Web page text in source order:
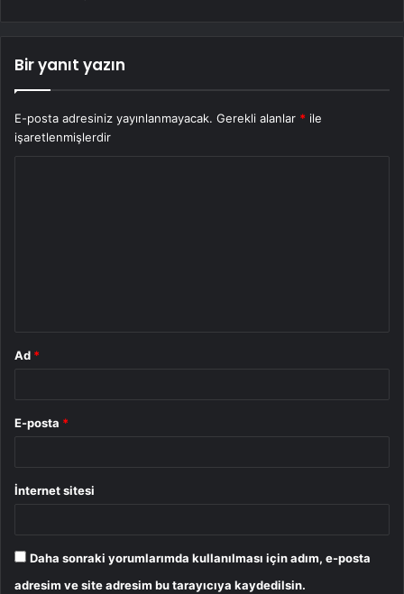
Bir yanıt yazın
E-posta adresiniz yayınlanmayacak. Gerekli alanlar * ile
işaretlenmişlerdir
Ad *
E-posta *
İnternet sitesi
Daha sonraki yorumlarımda kullanılması için adım, e-posta
adresim ve site adresim bu tarayıcıya kaydedilsin.